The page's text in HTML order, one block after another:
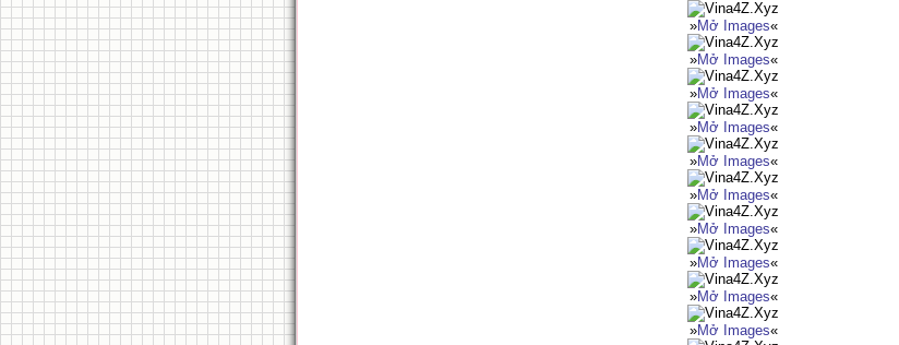
»Mở Images«
»Mở Images«
»Mở Images«
»Mở Images«
»Mở Images«
»Mở Images«
»Mở Images«
»Mở Images«
»Mở Images«
»Mở Images«